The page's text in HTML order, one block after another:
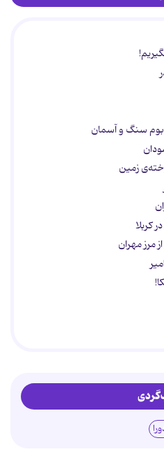
بوم سنگ و آسمان
زمین
کربلا
مرز مهران